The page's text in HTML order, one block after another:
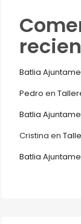
Batlia
Pedro en
Batlia
Cristina en
Batlia